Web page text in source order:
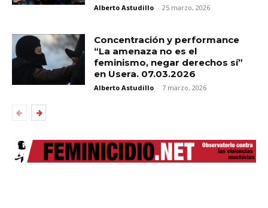
Alberto Astudillo - 25 marzo, 2026
Concentración y performance
“La amenaza no es el
feminismo, negar derechos sí”
en Usera. 07.03.2026
Alberto Astudillo - 7 marzo, 2026